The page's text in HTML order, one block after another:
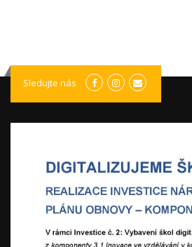
Sledujte nás